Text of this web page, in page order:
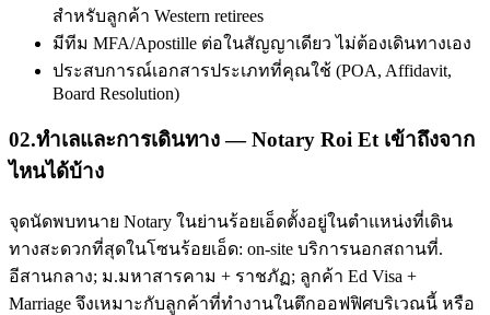
สำหรับลูกค้า Western retirees
มีทีม MFA/Apostille ต่อในสัญญาเดียว ไม่ต้องเดินทางเอง
ประสบการณ์เอกสารประเภทที่คุณใช้ (POA, Affidavit,
Board Resolution)
02.ทำเลและการเดินทาง — Notary Roi Et เข้าถึงจาก
ไหนได้บ้าง
จุดนัดพบทนาย Notary ในย่านร้อยเอ็ดตั้งอยู่ในตำแหน่งที่เดิน
ทางสะดวกที่สุดในโซนร้อยเอ็ด: on-site บริการนอกสถานที่.
อีสานกลาง; ม.มหาสารคาม + ราชภัฏ; ลูกค้า Ed Visa +
Marriage จึงเหมาะกับลูกค้าที่ทำงานในตึกออฟฟิศบริเวณนี้ หรือ